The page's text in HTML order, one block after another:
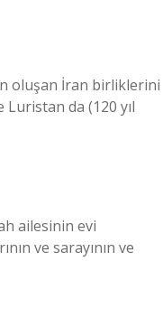
oluşan İran birliklerini
da (120 yıl
ailesinin evi
ve sarayının ve